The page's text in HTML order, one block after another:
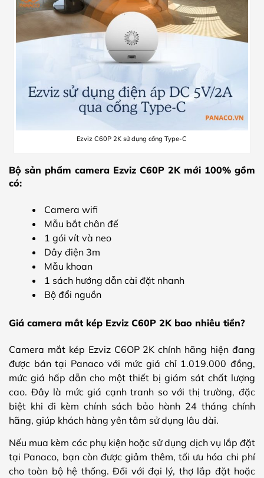
Ezviz C60P 2K sử dụng cổng Type-C
Bộ sản phẩm camera Ezviz C60P 2K mới 100% gồm
có:
Camera wifi
Mẫu bắt chân đế
1 gói vít và neo
Dây điện 3m
Mẫu khoan
1 sách hướng dẫn cài đặt nhanh
Bộ đổi nguồn
Giá camera mắt kép Ezviz C60P 2K bao nhiêu tiền?
Camera mắt kép Ezviz C6OP 2K chính hãng hiện đang
được bán tại Panaco với mức giá chỉ 1.019.000 đồng,
mức giá hấp dẫn cho một thiết bị giám sát chất lượng
cao. Đây là mức giá cạnh tranh so với thị trường, đặc
biệt khi đi kèm chính sách bảo hành 24 tháng chính
hãng, giúp khách hàng yên tâm sử dụng lâu dài.
Nếu mua kèm các phụ kiện hoặc sử dụng dịch vụ lắp đặt
tại Panaco, bạn còn được giảm thêm, tối ưu hóa chi phí
cho toàn bộ hệ thống. Đối với đại lý, thợ lắp đặt hoặc